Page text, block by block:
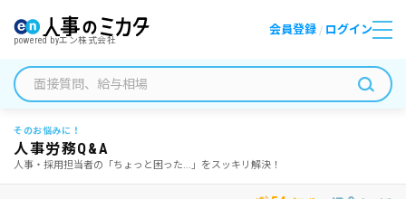
powered byエン株式会社
会員登録 / ログイン
そのお悩みに！
人事労務Q&A
人事・採用担当者の「ちょっと困った...」をスッキリ解決！